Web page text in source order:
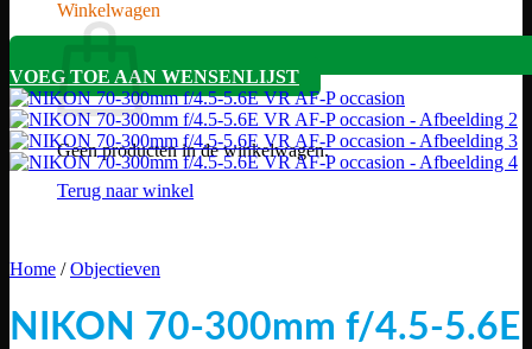
Winkelwagen
Geen producten in de winkelwagen.
Terug naar winkel
VOEG TOE AAN WENSENLIJST
Home / Objectieven
NIKON 70-300mm f/4.5-5.6E